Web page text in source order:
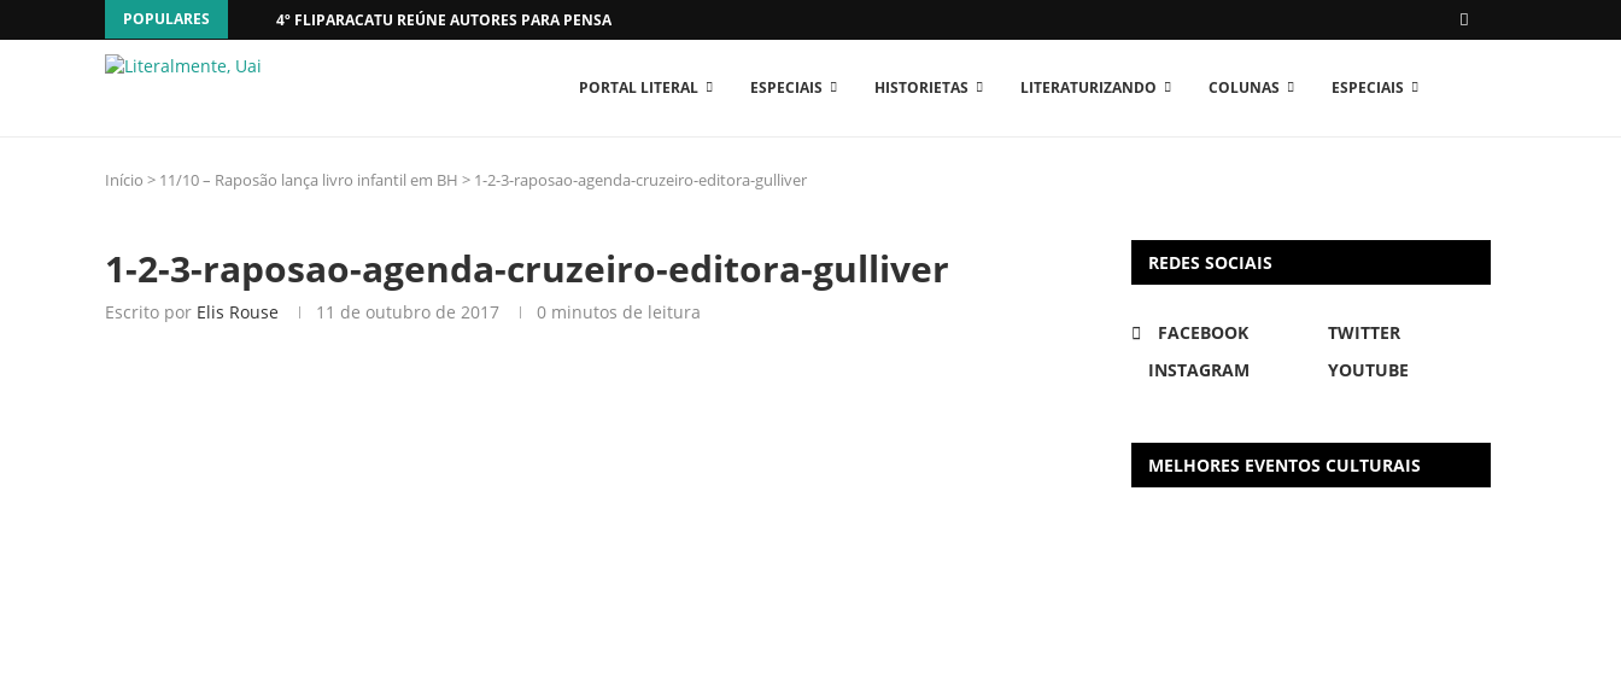
POPULARES 4º FLIPARACATU REÚNE AUTORES PARA PENSAR O MUNDO...
PORTAL LITERAL ESPECIAIS HISTORIETAS LITERATURIZANDO COLUNAS ESPECIAIS
Início > 11/10 – Raposão lança livro infantil em BH > 1-2-3-raposao-agenda-cruzeiro-editora-gulliver
1-2-3-raposao-agenda-cruzeiro-editora-gulliver
Escrito por Elis Rouse 11 de outubro de 2017 0 minutos de leitura
REDES SOCIAIS
FACEBOOK
TWITTER
INSTAGRAM
YOUTUBE
MELHORES EVENTOS CULTURAIS